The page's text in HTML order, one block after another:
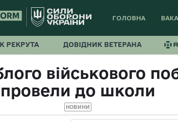
ГОЛОВНА
РЕКРУТА ДОВІДНИК ВЕТЕРАНА
військового
провели до школи
НОВИНИ